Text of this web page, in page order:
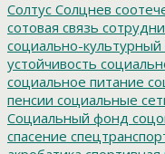
Солтус Солцнев
сотовая связь
социально-
устойчивость
социальное питание
пенсии социальные
Социальный фонд
спасение